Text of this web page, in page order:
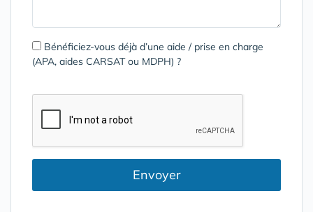
Bénéficiez-vous déjà d’une aide / prise en charge
(APA, aides CARSAT ou MDPH) ?
Envoyer